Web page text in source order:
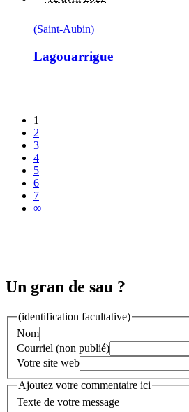
(Saint-Aubin)
Lagouarrigue
1
2
3
4
5
6
7
∞
Un gran de sau ?
(identification facultative)
Nom
Courriel (non publié)
Votre site web
Ajoutez votre commentaire ici
Texte de votre message